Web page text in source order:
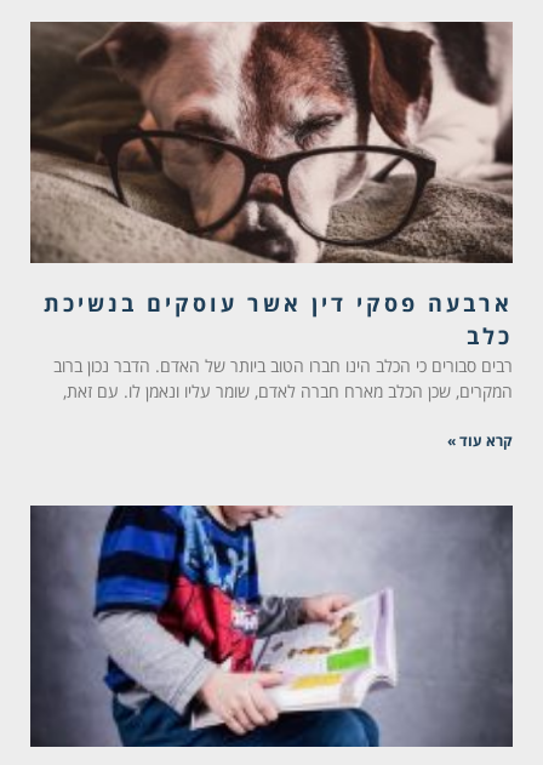
ארבעה פסקי דין אשר עוסקים בנשיכת
כלב
רבים סבורים כי הכלב הינו חברו הטוב ביותר של האדם. הדבר נכון ברוב
המקרים, שכן הכלב מארח חברה לאדם, שומר עליו ונאמן לו. עם זאת,
קרא עוד »